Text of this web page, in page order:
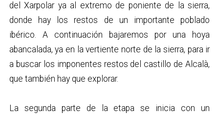
del Xarpolar ya al extremo de poniente de la sierra,
donde hay los restos de un importante poblado
ibérico. A continuación bajaremos por una hoya
abancalada, ya en la vertiente norte de la sierra, para ir
a buscar los imponentes restos del castillo de Alcalà,
que también hay que explorar.
La segunda parte de la etapa se inicia con un